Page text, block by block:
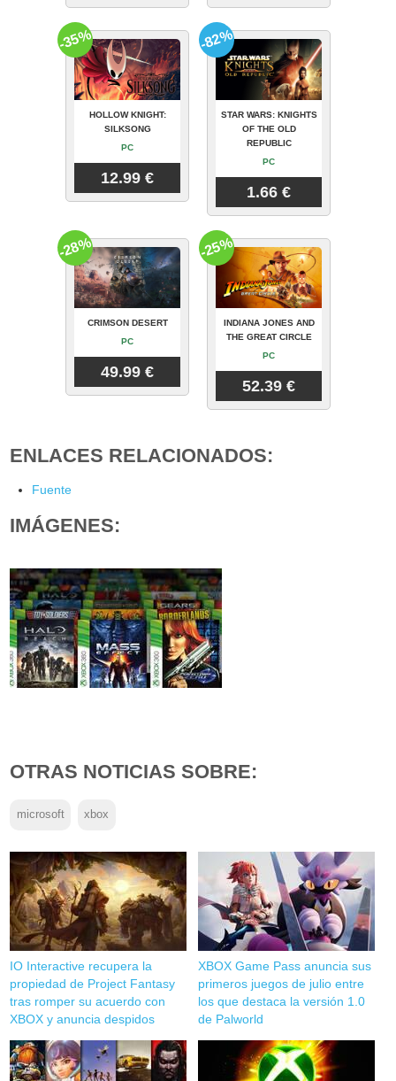
HOLLOW KNIGHT:
SILKSONG
PC
12.99 €
-35%
STAR WARS: KNIGHTS
OF THE OLD
REPUBLIC
PC
1.66 €
-82%
CRIMSON DESERT
PC
49.99 €
-28%
INDIANA JONES AND
THE GREAT CIRCLE
PC
52.39 €
-25%
ENLACES RELACIONADOS:
Fuente
IMÁGENES:
OTRAS NOTICIAS SOBRE:
microsoft xbox
IO Interactive recupera la
propiedad de Project Fantasy
tras romper su acuerdo con
XBOX y anuncia despidos
XBOX Game Pass anuncia sus
primeros juegos de julio entre
los que destaca la versión 1.0
de Palworld